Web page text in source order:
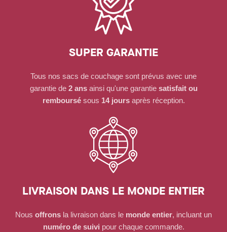
SUPER GARANTIE
Tous nos sacs de couchage sont prévus avec une
garantie de 2 ansainsi qu'une garantie satisfait ou
remboursésous 14 joursaprès réception.
LIVRAISON DANS LE MONDE ENTIER
Nous offrons la livraison dans le monde entier, incluant un
numéro de suivi pour chaque commande.